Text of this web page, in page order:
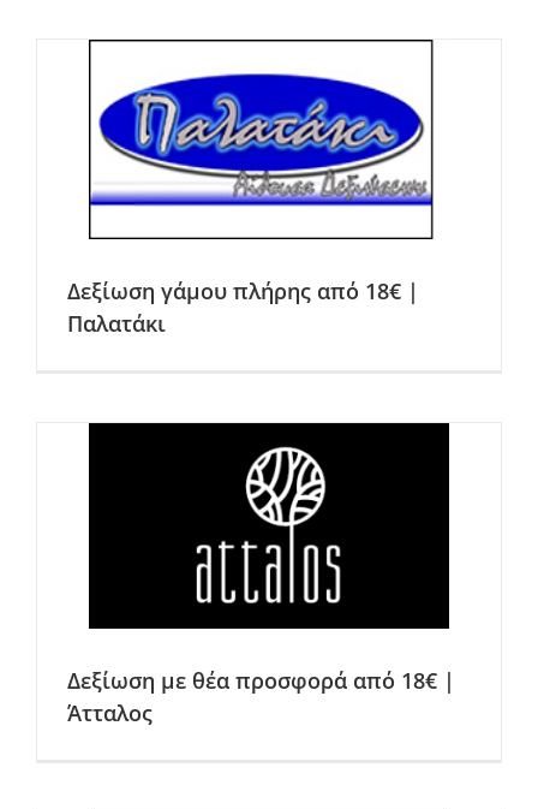
Δεξίωση γάμου πλήρης από 18€ |
Παλατάκι
Δεξίωση με θέα προσφορά από 18€ |
Άτταλος